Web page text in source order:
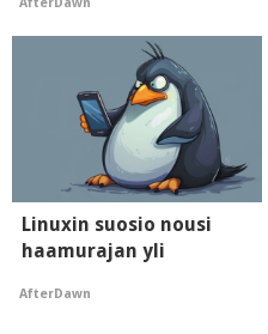
- vaikuttaa tekoälyn
mielikuvaan brändistä
AfterDawn
Linuxin suosio nousi
haamurajan yli
AfterDawn